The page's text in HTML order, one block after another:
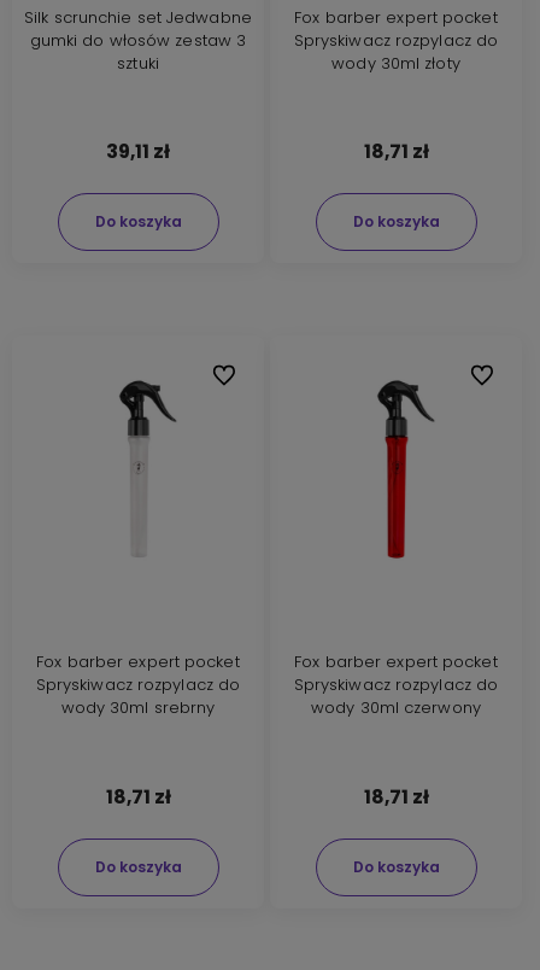
Silk scrunchie set Jedwabne
gumki do włosów zestaw 3
sztuki
39,11 zł
Do koszyka
Fox barber expert pocket
Spryskiwacz rozpylacz do
wody 30ml złoty
18,71 zł
Do koszyka
Fox barber expert pocket
Spryskiwacz rozpylacz do
wody 30ml srebrny
18,71 zł
Do koszyka
Do ulubionych
Fox barber expert pocket
Spryskiwacz rozpylacz do
wody 30ml czerwony
18,71 zł
Do koszyka
Do